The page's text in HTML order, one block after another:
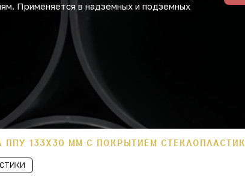
Применяется в надземных и подземных
ППУ 133Х30 ММ С ПОКРЫТИЕМ СТЕКЛОПЛАСТИК